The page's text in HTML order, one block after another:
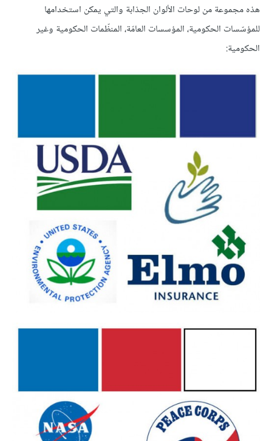
هذه مجموعة من لوحات الألوان الجذابة والتي يمكن استخدامها
للمؤسّسات الحكومية، المؤسسات العامّة، المنظّمات الحكومية وغير
الحكومية: